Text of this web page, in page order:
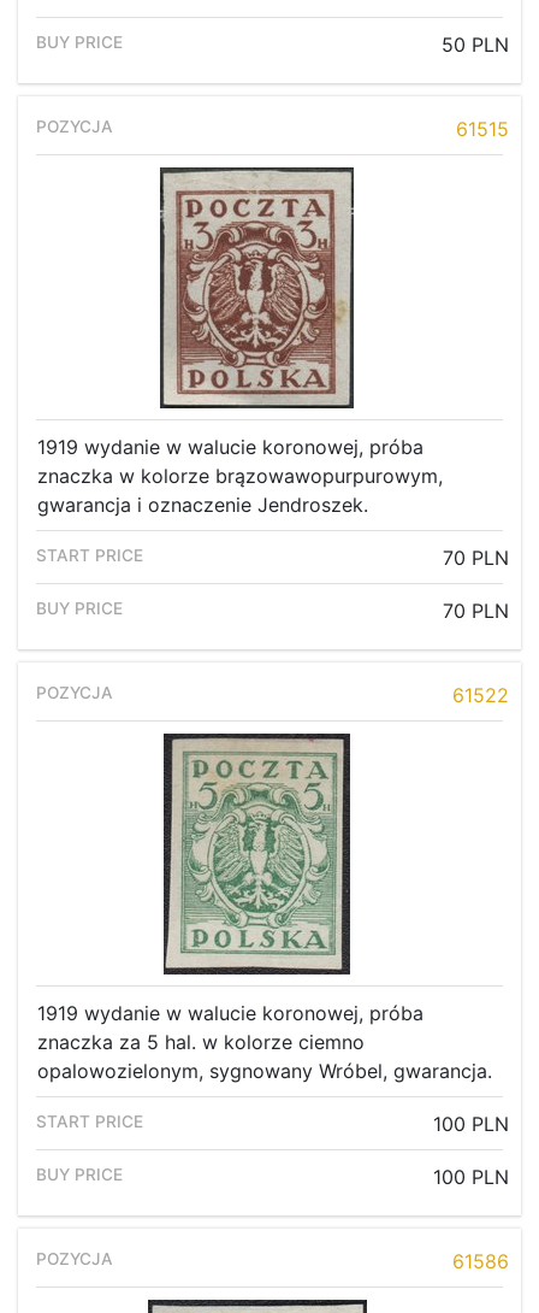
50 PLN
61515
1919 wydanie w walucie koronowej, próba
znaczka w kolorze brązowawopurpurowym,
gwarancja i oznaczenie Jendroszek.
70 PLN
70 PLN
61522
1919 wydanie w walucie koronowej, próba
znaczka za 5 hal. w kolorze ciemno
opalowozielonym, sygnowany Wróbel, gwarancja.
100 PLN
100 PLN
61586